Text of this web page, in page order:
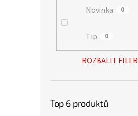
Novinka 0
Tip 0
ROZBALIT FILTR
Top 6 produktů